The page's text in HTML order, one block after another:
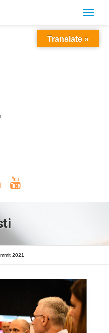
2021
Translate »